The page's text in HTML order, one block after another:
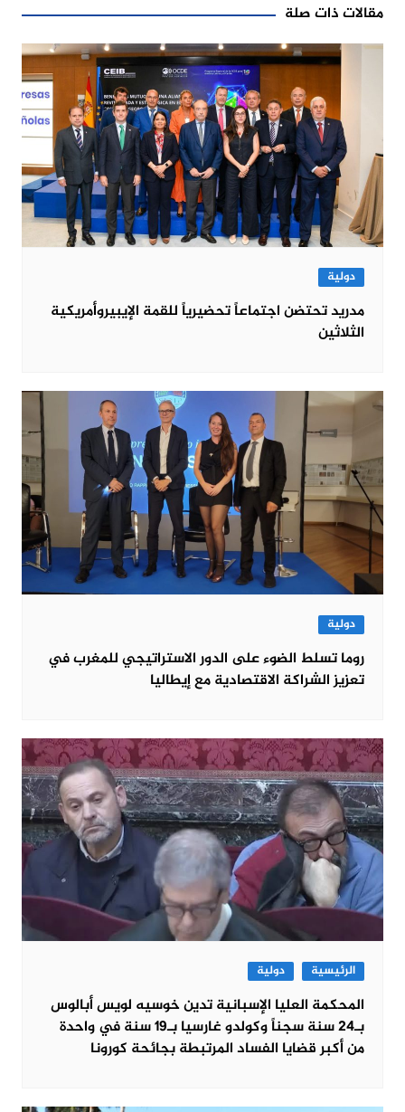
مقالات ذات صلة
دولية
مدريد تحتضن اجتماعاً تحضيرياً للقمة الإيبيروأمريكية
الثلاثين
دولية
روما تسلط الضوء على الدور الاستراتيجي للمغرب في
تعزيز الشراكة الاقتصادية مع إيطاليا
الرئيسية دولية
المحكمة العليا الإسبانية تدين خوسيه لويس أبالوس
بـ24 سنة سجناً وكولدو غارسيا بـ19 سنة في واحدة
من أكبر قضايا الفساد المرتبطة بجائحة كورونا